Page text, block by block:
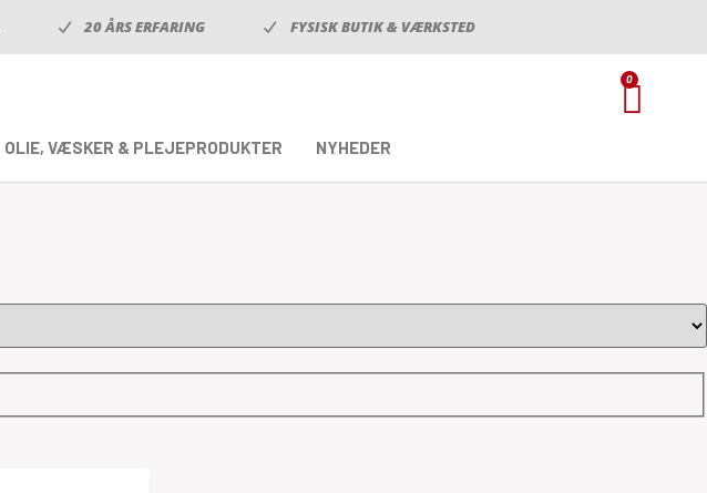
20 ÅRS ERFARING FYSISK BUTIK & VÆRKSTED
OLIE, VÆSKER & PLEJEPRODUKTER NYHEDER
0